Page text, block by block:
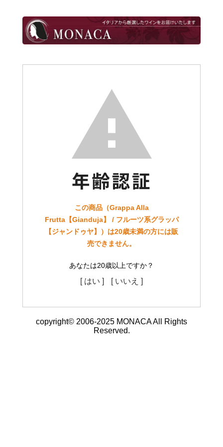
この商品（Grappa Alla
Frutta【Gianduja】 / フルーツ系グラッパ
【ジャンドゥヤ】）は20歳未満の方には販
売できません。
あなたは20歳以上ですか？
[ はい ] [ いいえ ]
copyright© 2006-2025 MONACA All Rights
Reserved.